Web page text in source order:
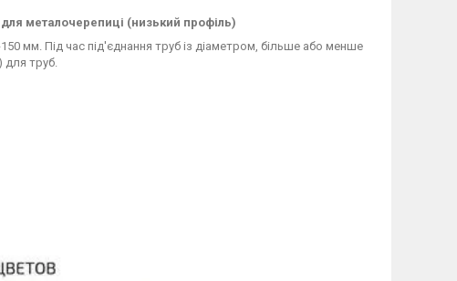
металочерепиці (низький профіль)
мм. Під час під'єднання труб із діаметром, більше або менше
для труб.